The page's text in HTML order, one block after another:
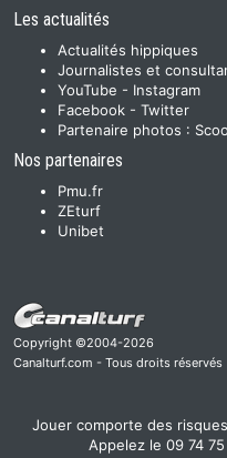
Les actualités
Actualités hippiques
Journalistes et
YouTube - Instagram
Facebook - Twitter
Partenaire photos :
Nos partenaires
Pmu.fr
ZEturf
Unibet
Copyright ©2004-2026
Canalturf.com - Tous droits réservés
Jouer comporte des
Appelez le 09 74